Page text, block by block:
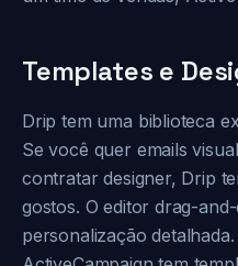
Templates e
Drip tem uma biblioteca
Se você quer emails
contratar designer, Drip
gostos. O editor drag-
personalização detalhada.